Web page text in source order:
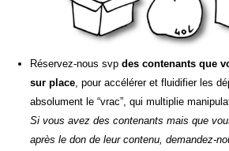
Réservez-nous svpdes contenants que
sur place , pour accélérer et fluidifier les
absolument le “vrac”, qui multiplie
Si vous avez des contenants mais que
après le don de leur contenu, demandez-